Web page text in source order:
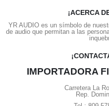
¡ACERCA
YR AUDIO es un símbolo de
de audio que permitan a las
IMPORTADORA
Carretera La
Rep.